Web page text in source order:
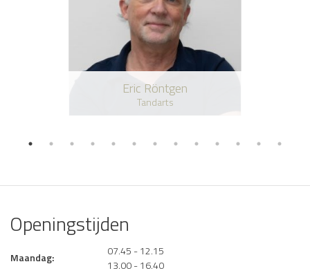
Eric Röntgen
Tandarts
Openingstijden
Maandag:
07.45 - 12.15
13.00 - 16.40